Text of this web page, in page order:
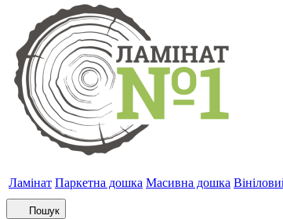
Ламінат Паркетна дошка Масивна дошка
Пошук